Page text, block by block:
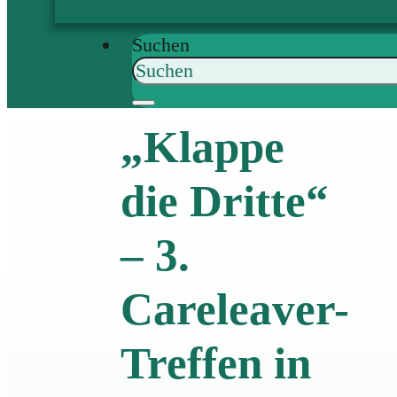
Suchen
„Klappe
die Dritte“
– 3.
Careleaver-
Treffen in